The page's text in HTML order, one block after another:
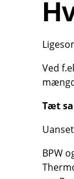
Ved
Tæt
BPW